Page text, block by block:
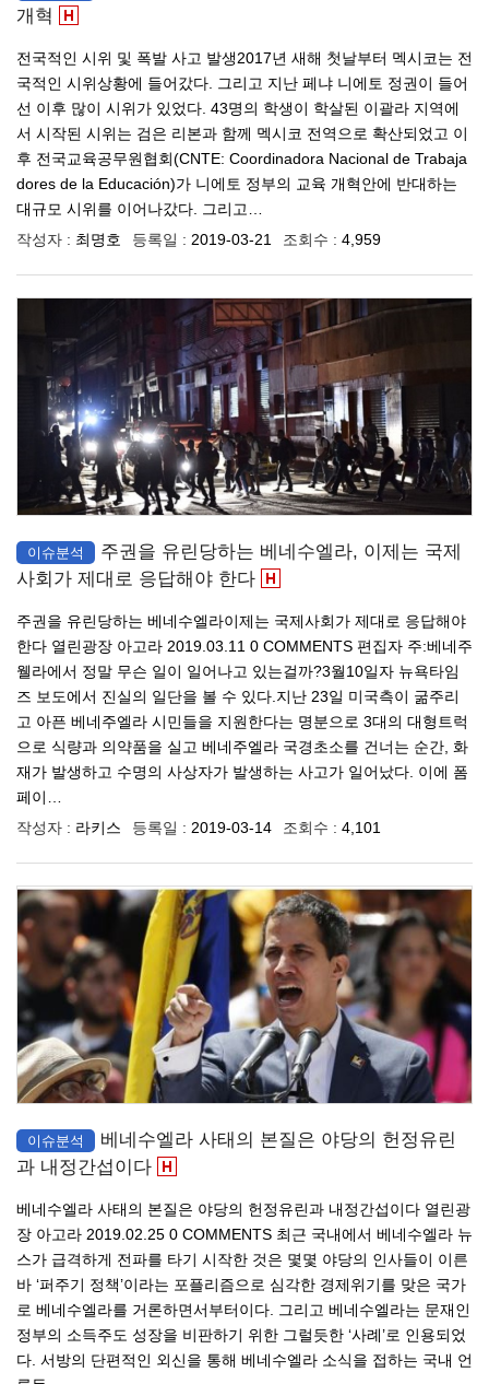
개혁
전국적인 시위 및 폭발 사고 발생2017년 새해 첫날부터 멕시코는 전
국적인 시위상황에 들어갔다. 그리고 지난 페냐 니에토 정권이 들어
선 이후 많이 시위가 있었다. 43명의 학생이 학살된 이괄라 지역에
서 시작된 시위는 검은 리본과 함께 멕시코 전역으로 확산되었고 이
후 전국교육공무원협회(CNTE: Coordinadora Nacional de Trabaja
dores de la Educación)가 니에토 정부의 교육 개혁안에 반대하는
대규모 시위를 이어나갔다. 그리고…
작성자 : 최명호 등록일 : 2019-03-21 조회수 : 4,959
이슈분석
주권을 유린당하는 베네수엘라, 이제는 국제
사회가 제대로 응답해야 한다
주권을 유린당하는 베네수엘라이제는 국제사회가 제대로 응답해야
한다 열린광장 아고라 2019.03.11 0 COMMENTS 편집자 주:베네주
웰라에서 정말 무슨 일이 일어나고 있는걸까?3월10일자 뉴욕타임
즈 보도에서 진실의 일단을 볼 수 있다.지난 23일 미국측이 굶주리
고 아픈 베네주엘라 시민들을 지원한다는 명분으로 3대의 대형트럭
으로 식량과 의약품을 실고 베네주엘라 국경초소를 건너는 순간, 화
재가 발생하고 수명의 사상자가 발생하는 사고가 일어났다. 이에 폼
페이…
작성자 : 라키스 등록일 : 2019-03-14 조회수 : 4,101
이슈분석
베네수엘라 사태의 본질은 야당의 헌정유린
과 내정간섭이다
베네수엘라 사태의 본질은 야당의 헌정유린과 내정간섭이다 열린광
장 아고라 2019.02.25 0 COMMENTS 최근 국내에서 베네수엘라 뉴
스가 급격하게 전파를 타기 시작한 것은 몇몇 야당의 인사들이 이른
바 ‘퍼주기 정책’이라는 포플리즘으로 심각한 경제위기를 맞은 국가
로 베네수엘라를 거론하면서부터이다. 그리고 베네수엘라는 문재인
정부의 소득주도 성장을 비판하기 위한 그럴듯한 ‘사례’로 인용되었
다. 서방의 단편적인 외신을 통해 베네수엘라 소식을 접하는 국내 언